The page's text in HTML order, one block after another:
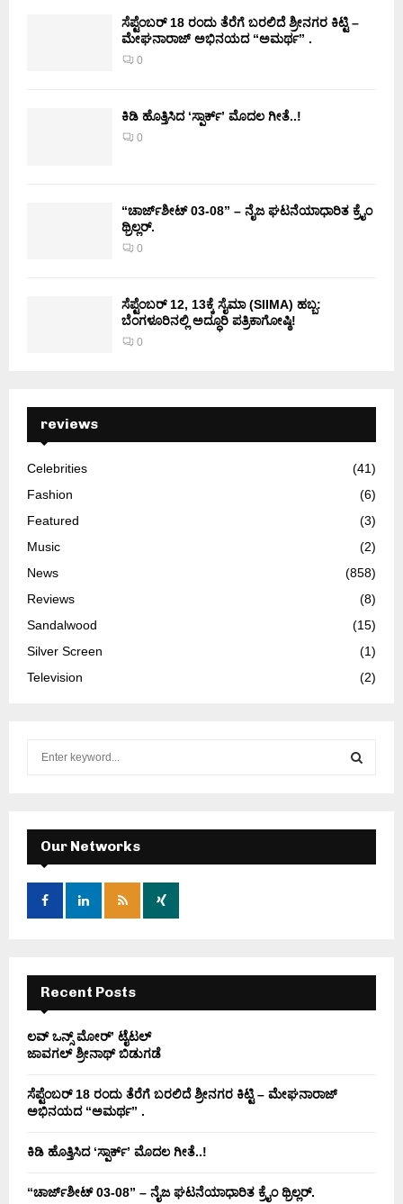
ಸೆಪ್ಟೆಂಬರ್ 18 ರಂದು ತೆರೆಗೆ ಬರಲಿದೆ ಶ್ರೀನಗರ ಕಿಟ್ಟಿ –
ಮೇಘನಾರಾಜ್ ಅಭಿನಯದ “ಅಮರ್ಥ” .
0
ಕಿಡಿ‌‌ ಹೊತ್ತಿಸಿದ ‘ಸ್ಪಾರ್ಕ್’ ಮೊದಲ‌ ಗೀತೆ..!
0
“ಚಾರ್ಜ್‌ಶೀಟ್ 03-08” – ನೈಜ ಘಟನೆಯಾಧಾರಿತ ಕ್ರೈಂ
ಥ್ರಿಲ್ಲರ್.
0
ಸೆಪ್ಟೆಂಬರ್ 12, 13ಕ್ಕೆ ಸೈಮಾ (SIIMA) ಹಬ್ಬ:
ಬೆಂಗಳೂರಿನಲ್ಲಿ ಅದ್ಧೂರಿ ಪತ್ರಿಕಾಗೋಷ್ಠಿ!
0
reviews
Celebrities
(41)
Fashion
(6)
Featured
(3)
Music
(2)
News
(858)
Reviews
(8)
Sandalwood
(15)
Silver Screen
(1)
Television
(2)
f
o
:
E
A
H
Our Networks
Recent Posts
ಲವ್ ಒನ್ಸ್ ಮೋರ್’ ಟೈಟಲ್
ಜಾವಗಲ್ ಶ್ರೀನಾಥ್ ಬಿಡುಗಡೆ
ಸೆಪ್ಟೆಂಬರ್ 18 ರಂದು ತೆರೆಗೆ ಬರಲಿದೆ ಶ್ರೀನಗರ ಕಿಟ್ಟಿ – ಮೇಘನಾರಾಜ್
ಅಭಿನಯದ “ಅಮರ್ಥ” .
ಕಿಡಿ‌‌ ಹೊತ್ತಿಸಿದ ‘ಸ್ಪಾರ್ಕ್’ ಮೊದಲ‌ ಗೀತೆ..!
“ಚಾರ್ಜ್‌ಶೀಟ್ 03-08” – ನೈಜ ಘಟನೆಯಾಧಾರಿತ ಕ್ರೈಂ ಥ್ರಿಲ್ಲರ್.